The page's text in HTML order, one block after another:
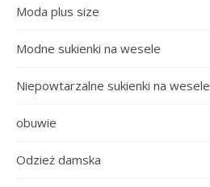
Moda plus size
Modne sukienki na wesele
Niepowtarzalne sukienki na wesele
obuwie
Odzież damska